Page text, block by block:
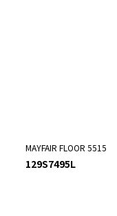
MAYFAIR FLOOR 5515
129S7495L